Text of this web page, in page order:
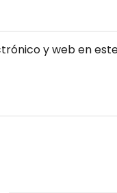
y web en